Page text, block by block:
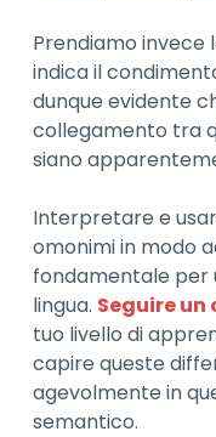
Prendiamo invece
indica il
dunque evidente
collegamento tra
siano
Interpretare e
omonimi in modo
fondamentale per
lingua. Seguire
tuo livello di
capire queste
agevolmente in
semantico.